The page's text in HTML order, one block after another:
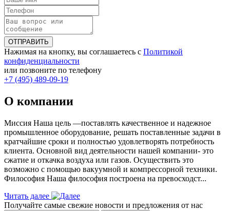
ОТПРАВИТЬ
Нажимая на кнопку, вы соглашаетесь с Политикой
конфиденциальности
или позвоните по телефону
+7 (495) 489-09-19
О компании
Миссия Наша цель ―поставлять качественное и надежное
промышленное оборудование, решать поставленные задачи в
кратчайшие сроки и полностью удовлетворять потребность
клиента. Основной вид деятельности нашей компании- это
сжатие и откачка воздуха или газов. Осуществить это
возможно с помощью вакуумной и компрессорной техники.
Философия Наша философия построена на превосходст...
Читать далее
Получайте самые свежие новости и предложения от нас